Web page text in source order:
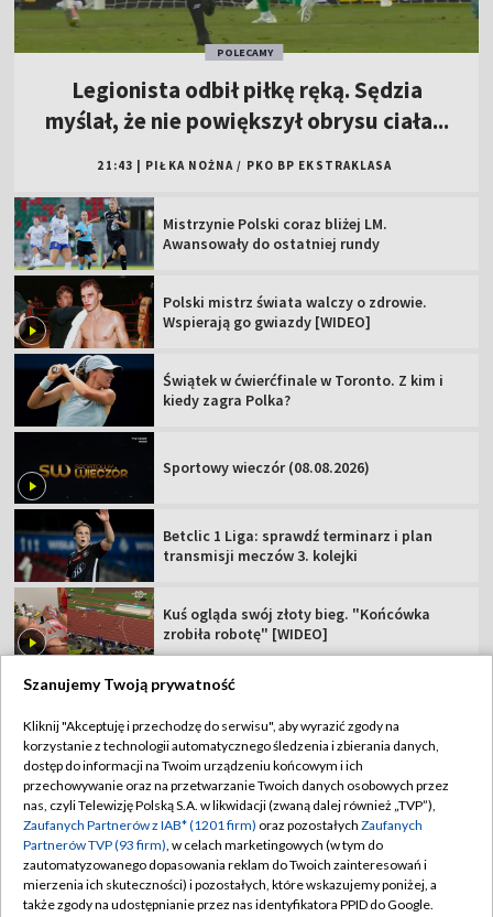
POLECAMY
Legionista odbił piłkę ręką. Sędzia
myślał, że nie powiększył obrysu ciała...
21:43 PIŁKA NOŻNA / PKO BP EKSTRAKLASA
Mistrzynie Polski coraz bliżej LM.
Awansowały do ostatniej rundy
Polski mistrz świata walczy o zdrowie.
Wspierają go gwiazdy [WIDEO]
Świątek w ćwierćfinale w Toronto. Z kim i
kiedy zagra Polka?
Sportowy wieczór (08.08.2026)
Betclic 1 Liga: sprawdź terminarz i plan
transmisji meczów 3. kolejki
Kuś ogląda swój złoty bieg. "Końcówka
zrobiła robotę" [WIDEO]
TVP
Abonament TVP
Sklep TVP
Biuro Reklamy
Oferta Handlowa
Regulamin TVP
Polityka prywatności
Moje zgody
Biuro reklamy
Szanujemy Twoją prywatność
Kliknij "Akceptuję i przechodzę do serwisu", aby wyrazić zgody na
korzystanie z technologii automatycznego śledzenia i zbierania danych,
dostęp do informacji na Twoim urządzeniu końcowym i ich
przechowywanie oraz na przetwarzanie Twoich danych osobowych przez
nas, czyli Telewizję Polską S.A. w likwidacji (zwaną dalej również „TVP”),
Zaufanych Partnerów z IAB* (1201 firm) oraz pozostałych Zaufanych
Partnerów TVP (93 firm), w celach marketingowych (w tym do
zautomatyzowanego dopasowania reklam do Twoich zainteresowań i
mierzenia ich skuteczności) i pozostałych, które wskazujemy poniżej, a
także zgody na udostępnianie przez nas identyfikatora PPID do Google.